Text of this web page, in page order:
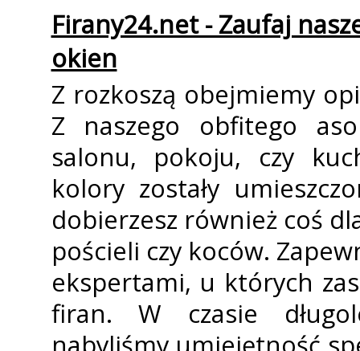
Firany24.net - Zaufaj
okien
Z rozkoszą obejmiemy
Z naszego obfitego
salonu, pokoju, czy
kolory zostały
dobierzesz również coś
pościeli czy koców.
ekspertami, u których
firan. W czasie